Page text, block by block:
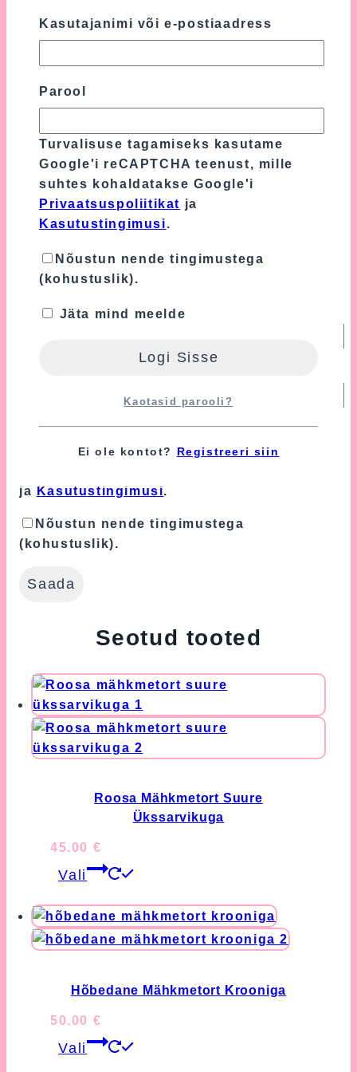
Sinu hinnang*
Sinu arvustus
Nimi *
Turvalisuse tagamiseks kasutame Google'i
reCAPTCHA teenust, mille suhtes
ja Kasutustingimusi.
Nõustun nende tingimustega
(kohustuslik).
Seotud tooted
Roosa Mähkmetort Suure
Ükssarvikuga
45.00 €
Vali
has
multiple
variants.
options
Hõbedane Mähkmetort Krooniga
50.00 €
Vali
Kasutajanimi või e-postiaadress
Parool
Turvalisuse tagamiseks kasutame
Google'i reCAPTCHA teenust, mille
suhtes kohaldatakse Google'i
Privaatsuspoliitikat ja
Kasutustingimusi.
Nõustun nende tingimustega
(kohustuslik).
Jäta mind meelde
Kaotasid parooli?
Ei ole kontot? Registreeri siin